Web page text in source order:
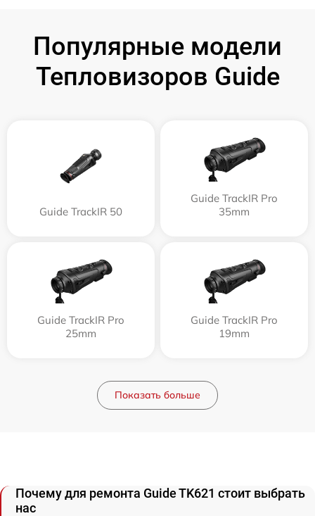
Популярные модели
Тепловизоров Guide
Guide TrackIR 50
Guide TrackIR Pro
35mm
Guide TrackIR Pro
25mm
Guide TrackIR Pro
19mm
Показать больше
Почему для ремонта Guide TK621 стоит выбрать
нас